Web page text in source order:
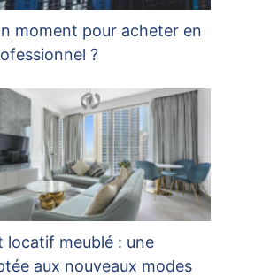
moment pour acheter en
?
locatif meublé : une
aux nouveaux modes